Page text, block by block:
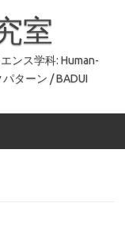
室
ンス学科: Human-
ターン / BADUI